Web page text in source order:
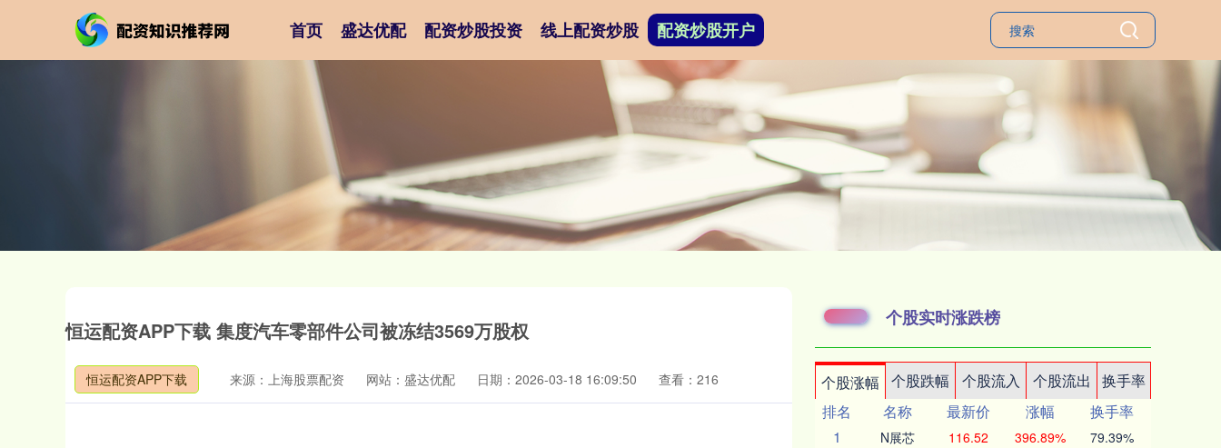
首页 盛达优配 配资炒股投资 线上配资炒股 配资炒股开户
恒运配资APP下载 集度汽车零部件公司被冻结3569万股权
恒运配资APP下载 来源：上海股票配资 网站：盛达优配 日期：2026-03-18 16:09:50 查看：216
个股实时涨跌榜
个股涨幅 个股跌幅 个股流入 个股流出
换手率
排名
名称 最新价 涨幅
换手率
1
N展芯 116.52 396.89% 79.39%